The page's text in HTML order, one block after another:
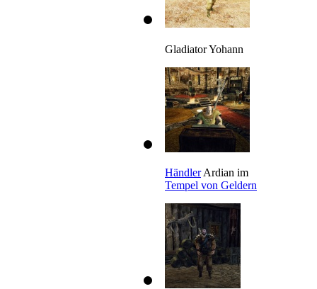
Gladiator Yohann
HändlerArdian im
Tempel von Geldern